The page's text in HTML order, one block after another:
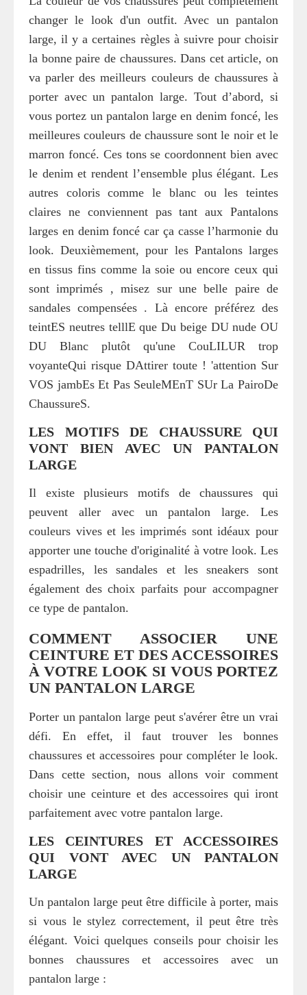
changer le look d'un outfit. Avec un pantalon
large, il y a certaines règles à suivre pour choisir
la bonne paire de chaussures. Dans cet article, on
va parler des meilleurs couleurs de chaussures à
porter avec un pantalon large. Tout d’abord, si
vous portez un pantalon large en denim foncé, les
meilleures couleurs de chaussure sont le noir et le
marron foncé. Ces tons se coordonnent bien avec
le denim et rendent l’ensemble plus élégant. Les
autres coloris comme le blanc ou les teintes
claires ne conviennent pas tant aux Pantalons
larges en denim foncé car ça casse l’harmonie du
look. Deuxièmement, pour les Pantalons larges
en tissus fins comme la soie ou encore ceux qui
sont imprimés , misez sur une belle paire de
sandales compensées . Là encore préférez des
teintES neutres telllE que Du beige DU nude OU
DU Blanc plutôt qu'une CouLILUR trop
voyanteQui risque DAttirer toute ! 'attention Sur
VOS jambEs Et Pas SeuleMEnT SUr La PairoDe
ChaussureS.
LES MOTIFS DE CHAUSSURE QUI
VONT BIEN AVEC UN PANTALON
LARGE
Il existe plusieurs motifs de chaussures qui
peuvent aller avec un pantalon large. Les
couleurs vives et les imprimés sont idéaux pour
apporter une touche d'originalité à votre look. Les
espadrilles, les sandales et les sneakers sont
également des choix parfaits pour accompagner
ce type de pantalon.
COMMENT ASSOCIER UNE
CEINTURE ET DES ACCESSOIRES
À VOTRE LOOK SI VOUS PORTEZ
UN PANTALON LARGE
Porter un pantalon large peut s'avérer être un vrai
défi. En effet, il faut trouver les bonnes
chaussures et accessoires pour compléter le look.
Dans cette section, nous allons voir comment
choisir une ceinture et des accessoires qui iront
parfaitement avec votre pantalon large.
LES CEINTURES ET ACCESSOIRES
QUI VONT AVEC UN PANTALON
LARGE
Un pantalon large peut être difficile à porter, mais
si vous le stylez correctement, il peut être très
élégant. Voici quelques conseils pour choisir les
bonnes chaussures et accessoires avec un
pantalon large :